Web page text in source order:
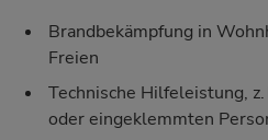
Brandbekämpfung in
Freien
Technische Hilfeleistung,
oder eingeklemmten